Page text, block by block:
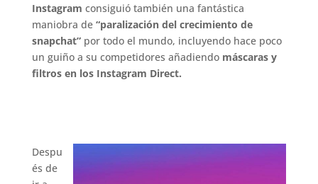
Instagram consiguió también una fantástica
maniobra de “paralización del crecimiento de
snapchat”por todo el mundo, incluyendo hace poco
un guiño a su competidores añadiendo máscaras y
filtros en los Instagram Direct.
Despu
és de